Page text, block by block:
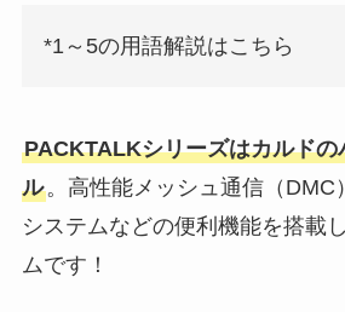
*1～5の用語解説はこちら
PACKTALKシリーズはカルドの
ル。高性能メッシュ通信（DMC
システムなどの便利機能を搭載
ムです！